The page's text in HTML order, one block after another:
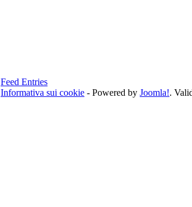
Feed Entries
Informativa sui cookie - Powered by Joomla!.